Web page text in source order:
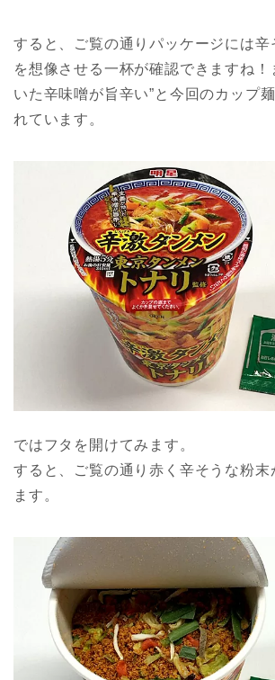
すると、ご覧の通りパッケージには辛
を想像させる一杯が確認できますね！
いた辛味噌が旨辛い”と今回のカップ
れています。
ではフタを開けてみます。
すると、ご覧の通り赤く辛そうな粉末
ます。